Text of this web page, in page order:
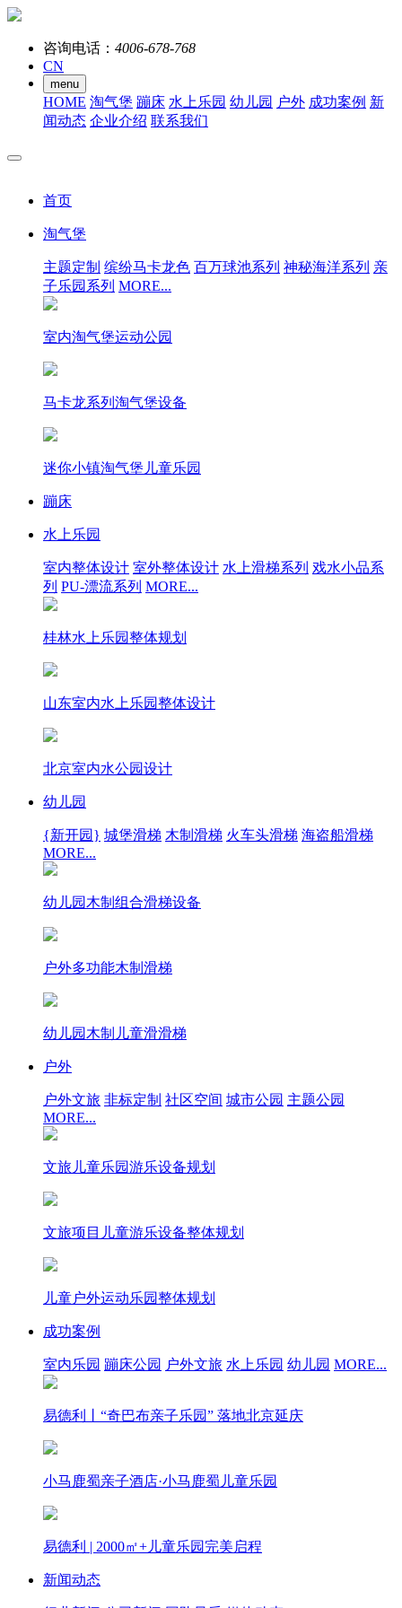
咨询电话： 4006-678-768
CN
menu
HOME 淘气堡 蹦床 水上乐园 幼儿园 户外 成功案例 新
闻动态 企业介绍 联系我们
首页
淘气堡
主题定制 缤纷马卡龙色 百万球池系列 神秘海洋系列 亲
子乐园系列 MORE...
室内淘气堡运动公园
马卡龙系列淘气堡设备
迷你小镇淘气堡儿童乐园
蹦床
水上乐园
室内整体设计 室外整体设计 水上滑梯系列 戏水小品系
列 PU-漂流系列 MORE...
桂林水上乐园整体规划
山东室内水上乐园整体设计
北京室内水公园设计
幼儿园
{新开园} 城堡滑梯 木制滑梯 火车头滑梯 海盗船滑梯
MORE...
幼儿园木制组合滑梯设备
户外多功能木制滑梯
幼儿园木制儿童滑滑梯
户外
户外文旅 非标定制 社区空间 城市公园 主题公园
MORE...
文旅儿童乐园游乐设备规划
文旅项目儿童游乐设备整体规划
儿童户外运动乐园整体规划
成功案例
室内乐园 蹦床公园 户外文旅 水上乐园 幼儿园 MORE...
易德利丨“奇巴布亲子乐园” 落地北京延庆
小马鹿蜀亲子酒店·小马鹿蜀儿童乐园
易德利 | 2000㎡+儿童乐园完美启程
新闻动态